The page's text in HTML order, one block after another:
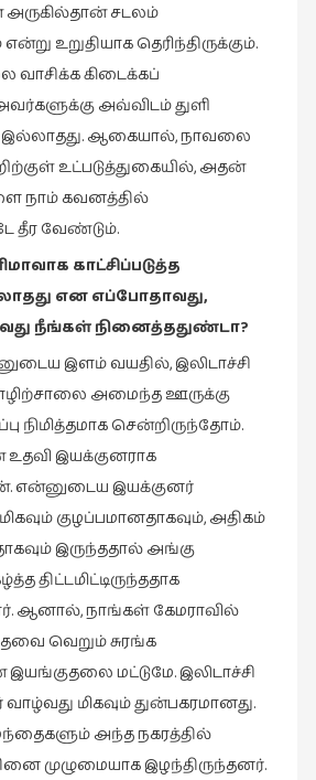
சடலம்
உறுதியாக தெரிந்திருக்கும்.
வாசிக்க கிடைக்கப்
அவ்விடம் துளி
இல்லாதது. ஆகையால், நாவலை
உட்படுத்துகையில், அதன்
நாம் கவனத்தில்
தீர வேண்டும்.
காட்சிப்படுத்த
எனஎப்போதாவது,
நீங்கள்நினைத்ததுண்டா?
இளம் வயதில், இலிடாச்சி
அமைந்த ஊருக்கு
நிமித்தமாக சென்றிருந்தோம்.
இயக்குனராக
என்னுடைய இயக்குனர்
குழப்பமானதாகவும், அதிகம்
இருந்ததால் அங்கு
திட்டமிட்டிருந்ததாக
ஆனால், நாங்கள் கேமராவில்
வெறும் சுரங்க
மட்டுமே. இலிடாச்சி
மிகவும் துன்பகரமானது.
அந்த நகரத்தில்
முழுமையாக இழந்திருந்தனர்.